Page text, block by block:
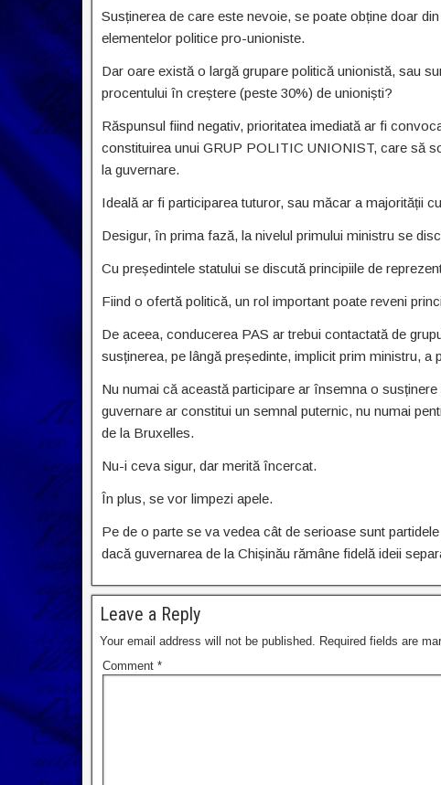
Susținerea de care este nevoie, se poate obține doar
elementelor politice pro-unioniste.
Dar oare există o largă grupare politică unionistă, sau
procentului în creștere (peste 30%) de unioniști?
Răspunsul fiind negativ, prioritatea imediată ar fi
constituirea unui GRUP POLITIC UNIONIST, care să
la guvernare.
Ideală ar fi participarea tuturor, sau măcar a majorității
Desigur, în prima fază, la nivelul primului ministru se
Cu președintele statului se discută principiile de
Fiind o ofertă politică, un rol important poate reveni
De aceea, conducerea PAS ar trebui contactată de
susținerea, pe lângă președinte, implicit prim ministru, a
Nu numai că această participare ar însemna o
guvernare ar constitui un semnal puternic, nu numai
de la Bruxelles.
Nu-i ceva sigur, dar merită încercat.
În plus, se vor limpezi apele.
Pe de o parte se va vedea cât de serioase sunt
dacă guvernarea de la Chișinău rămâne fidelă ideii
Leave a Reply
Your email address will not be published. Required fields are
Comment *